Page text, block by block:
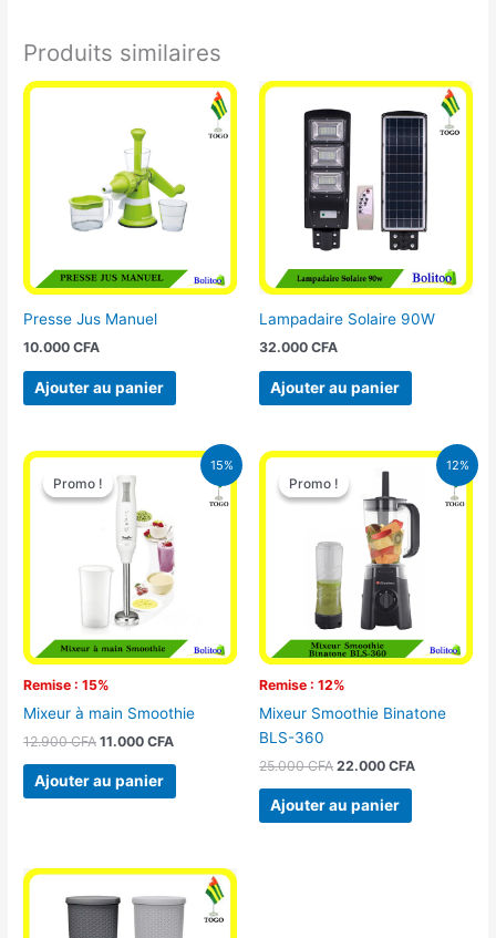
Produits similaires
Presse Jus Manuel
10.000CFA
Ajouter au panier
Lampadaire Solaire 90W
32.000 CFA
Ajouter au panier
15%
Promo !
Remise : 15%
Promo !
Mixeur à main Smoothie
12.900CFA
Le
prix
initial
était :
12.900 CFA.
11.000CFA
Le
Ajouter au panier
12%
Promo !
Remise : 12%
Promo !
Mixeur Smoothie Binatone
BLS-360
25.000CFA
Le
prix
initial
était :
25.000 CFA.
22.000 CFA
Le
prix
actuel
est :
Ajouter au panier